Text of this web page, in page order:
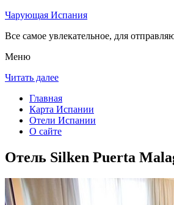
Чарующая Испания
Все самое увлекательное, для
Меню
Читать далее
Главная
Карта Испании
Отели Испании
О сайте
Отель Silken Puerta